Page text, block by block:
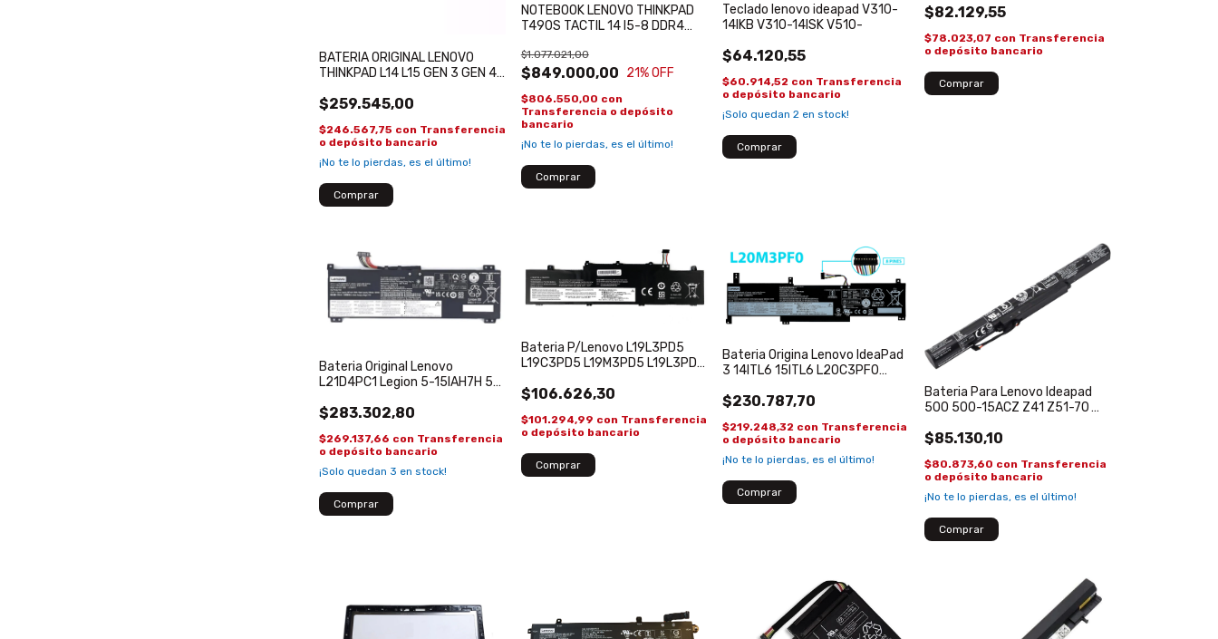
BATERIA ORIGINAL LENOVO
THINKPAD L14 L15 GEN 3 GEN 4
$259.545,00
$246.567,75 con Transferencia
o depósito bancario
¡No te lo pierdas, es el último!
NOTEBOOK LENOVO THINKPAD
T490S TACTIL 14 I5-8 DDR4
REACONDICIONADA WIN 11 PRO
$849.000,00
$1.077.021,00
21% OFF
$806.550,00 con
Transferencia o depósito
bancario
¡No te lo pierdas, es el último!
Teclado lenovo ideapad V310-
14IKB V310-14ISK V510-
$64.120,55
$60.914,52 con Transferencia
o depósito bancario
¡Solo quedan2 en stock!
$82.129,55
$78.023,07 con Transferencia
o depósito bancario
Bateria Original Lenovo
L21D4PC1 Legion 5-15IAH7H 5-
L2 1B4PC0
$283.302,80
$269.137,66 con Transferencia
o depósito bancario
¡Solo quedan 3 en stock!
Bateria P/Lenovo L19L3PD5
L19C3PD5 L19M3PD5 L19L3PD5
$106.626,30
$101.294,99 con Transferencia
o depósito bancario
Bateria Origina Lenovo IdeaPad
3 14ITL6 15ITL6 L20C3PF0
V15, V17, G2
$230.787,70
$219.248,32 con Transferencia
o depósito bancario
¡No te lo pierdas, es el último!
Bateria Para Lenovo Ideapad
500 500-15ACZ Z41 Z51-70
$85.130,10
$80.873,60 con Transferencia
o depósito bancario
¡No te lo pierdas, es el último!